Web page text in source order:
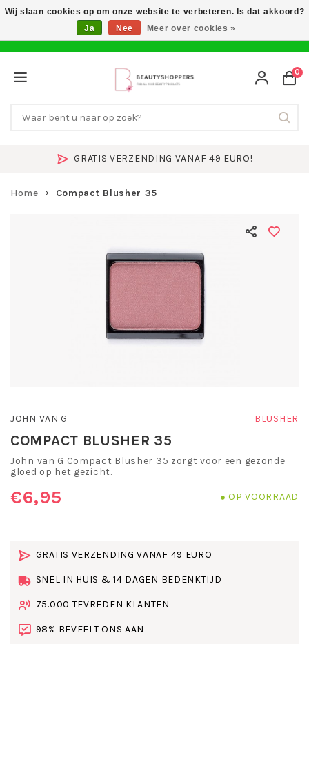
GRATIS VERZENDING VANAF 49 EURO!
0
Home Compact Blusher 35
JOHN VAN G BLUSHER
COMPACT BLUSHER 35
John van G Compact Blusher 35 zorgt voor een gezonde
gloed op het gezicht.
€6,95 OP VOORRAAD
GRATIS VERZENDING VANAF 49 EURO
SNEL IN HUIS & 14 DAGEN BEDENKTIJD
75.000 TEVREDEN KLANTEN
98% BEVEELT ONS AAN
Wij slaan cookies op om onze website te verbeteren. Is dat akkoord?
Ja
Nee Meer over cookies »